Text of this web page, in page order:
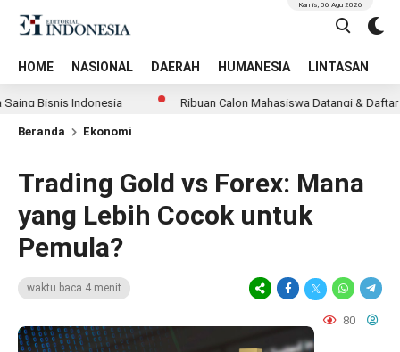
HOME NASIONAL DAERAH HUMANESIA LINTASAN
Kamis, 06 Agu 2026
Indonesia Ribuan Calon Mahasiswa Datangi & Daftar BINUS
Beranda Ekonomi
Trading Gold vs Forex: Mana
yang Lebih Cocok untuk
Pemula?
waktu baca 4 menit
80